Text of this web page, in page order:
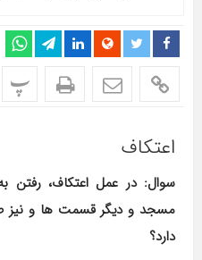
پ
اعتکاف
سوال: در عمل اعتکاف، رفتن
دارد؟